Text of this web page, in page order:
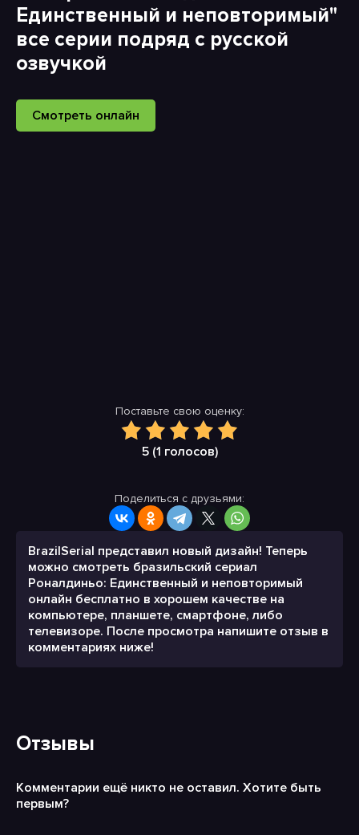
Единственный и неповторимый"
все серии подряд с русской
озвучкой
Смотреть онлайн
Поставьте свою оценку:
5 (1 голосов)
Поделиться с друзьями:
BrazilSerial представил новый дизайн! Теперь
можно смотреть бразильский сериал
Роналдиньо: Единственный и неповторимый
онлайн бесплатно в хорошем качестве на
компьютере, планшете, смартфоне, либо
телевизоре. После просмотра напишите отзыв в
комментариях ниже!
Отзывы
Комментарии ещё никто не оставил. Хотите быть
первым?